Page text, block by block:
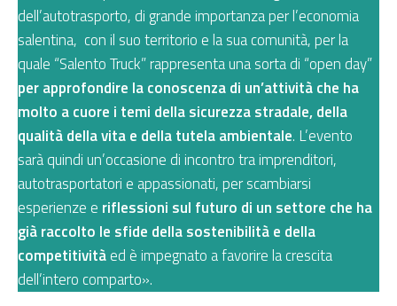
dell’autotrasporto, di grande importanza per l’economia
salentina, con il suo territorio e la sua comunità, per la
quale “Salento Truck” rappresenta una sorta di “open day”
per approfondire la conoscenza di un’attività che ha
molto a cuore i temi della sicurezza stradale, della
qualità della vita e della tutela ambientale. L’evento
sarà quindi un’occasione di incontro tra imprenditori,
autotrasportatori e appassionati, per scambiarsi
esperienze e riflessioni sul futuro di un settore che ha
già raccolto le sfide della sostenibilità e della
competitivitàed è impegnato a favorire la crescita
dell’intero comparto».